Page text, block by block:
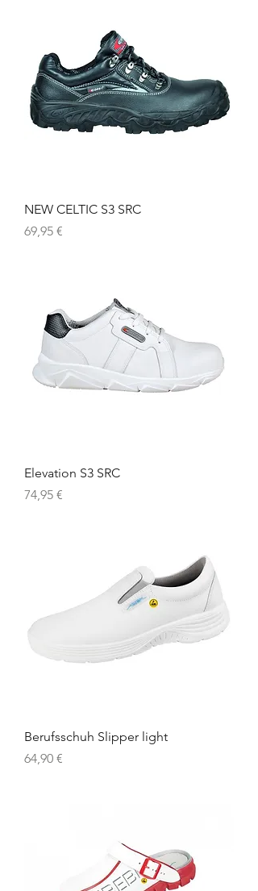
NEW CELTIC S3 SRC
Preis
69,95 €
Elevation S3 SRC
Preis
74,95 €
Berufsschuh Slipper light
Preis
64,90 €